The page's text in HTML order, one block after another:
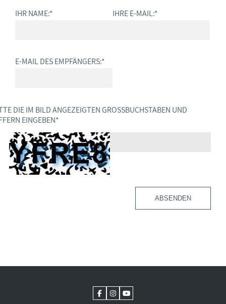
IHR NAME:* IHRE E-MAIL:*
E-MAIL DES EMPFÄNGERS:*
DIE IM BILD ANGEZEIGTEN GROSSBUCHSTABEN UND Z
EINGEBEN *
ABSENDEN